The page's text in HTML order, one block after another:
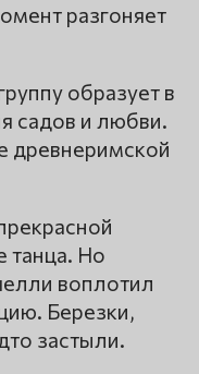
разгоняет
образует в
садов и любви.
древнеримской
танца. Но
воплотил
Березки,
застыли.